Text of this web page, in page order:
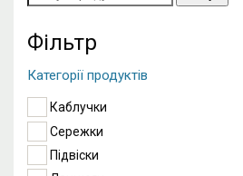
за
запитом:
Фільтр
Категорії продуктів
Каблучки
Сережки
Підвіски